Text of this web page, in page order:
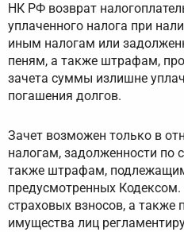
НК РФ возврат
уплаченного налога при
иным налогам или
пеням, а также штрафам,
зачета суммы излишне
погашения долгов.
Зачет возможен только в
налогам, задолженности по
также штрафам,
предусмотренных Кодексом.
страховых взносов, а также
имущества лиц